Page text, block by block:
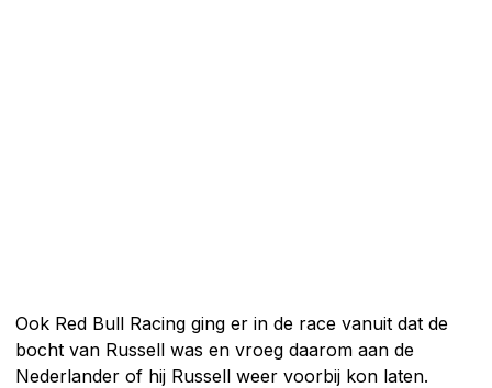
Ook Red Bull Racing ging er in de race vanuit dat de
bocht van Russell was en vroeg daarom aan de
Nederlander of hij Russell weer voorbij kon laten.